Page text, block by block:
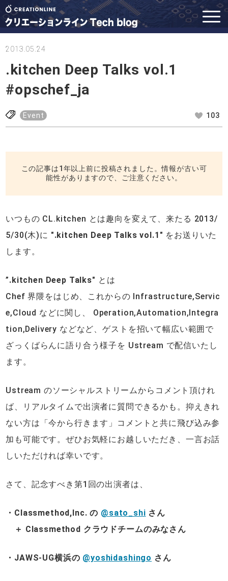
2013.05.24
.kitchen Deep Talks vol.1
#opschef_ja
Event 103
この記事は1年以上前に投稿されました。情報が古い可
能性がありますので、ご注意ください。
いつもの CL.kitchen とは趣向を変えて、来たる 2013/
5/30(木)に ".kitchen Deep Talks vol.1 " をお送りいた
します。
”.kitchen Deep Talks" とは
Chef 界隈をはじめ、これからの Infrastructure,Servic
e,Cloud などに関し、 Operation,Automation,Integra
tion,Delivery などなど、ゲストを招いて幅広い範囲で
ざっくばらんに語り合う様子を Ustream で配信いたし
ます。
Ustream のソーシャルストリームからコメント頂けれ
ば、リアルタイムで出演者に質問できるかも。抑えきれ
ない方は「今から行きます」コメントと共に飛び込み参
加も可能です。ぜひお気軽にお越しいただき、一言お話
しいただければ幸いです。
さて、記念すべき第1回の出演者は、
・Classmethod,Inc. の @sato_shi さん
＋ Classmethod クラウドチームのみなさん
・JAWS-UG横浜の @yoshidashingo さん